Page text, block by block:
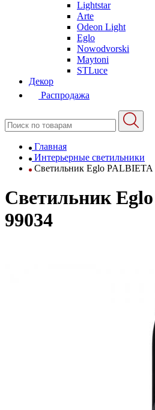
Lightstar
Arte
Odeon Light
Eglo
Nowodvorski
Maytoni
STLuce
Декор
Распродажа
Главная
Интерьерные светильники
Светильник Eglo PALBIETA
Светильник
99034